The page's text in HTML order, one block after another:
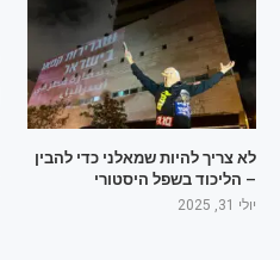
לא צריך להיות שמאלני כדי להבין
– הליכוד בשפל היסטורי
יולי 31, 2025